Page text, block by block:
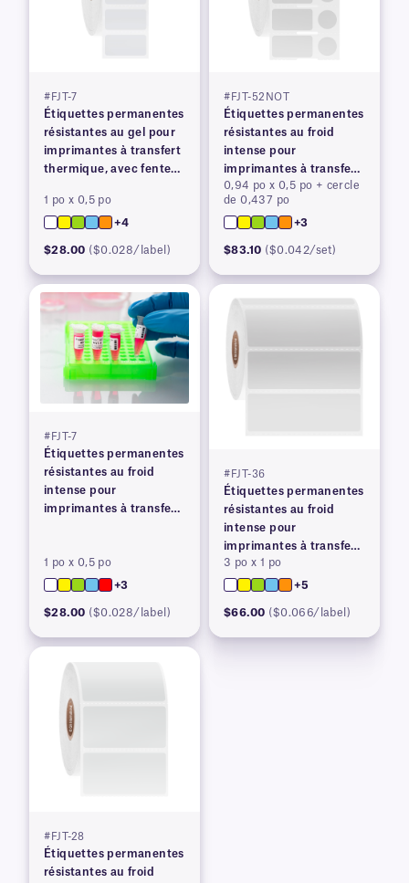
#FJT-7
Étiquettes permanentes
résistantes au gel pour
imprimantes à transfert
thermique, avec fente
1 po x 0,5 po
+4
$28.00 ($0.028/label)
#FJT-52NOT
Étiquettes permanentes
résistantes au froid
intense pour
imprimantes à transfert
thermique
0,94 po x 0,5 po + cercle
de 0,437 po
+3
$83.10 ($0.042/set)
#FJT-7
Étiquettes permanentes
résistantes au froid
intense pour
imprimantes à transfert
1 po x 0,5 po
+3
$28.00 ($0.028/label)
#FJT-36
Étiquettes permanentes
résistantes au froid
intense pour
imprimantes à transfert
thermique
3 po x 1 po
+5
$66.00 ($0.066/label)
#FJT-28
Étiquettes permanentes
résistantes au froid